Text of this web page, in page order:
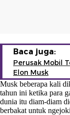
Baca juga:
Perusak Mobil
Elon Musk
Musk beberapa kali
tahun ini ketika para
dunia itu diam-diam
berbakat untuk